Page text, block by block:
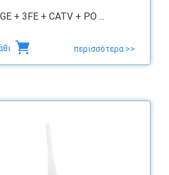
+ 3FE + CATV + PO ...
περισσότερα >>